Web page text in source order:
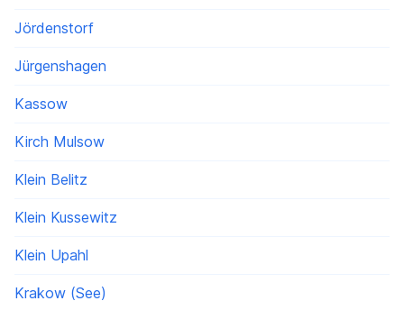
Jördenstorf
Jürgenshagen
Kassow
Kirch Mulsow
Klein Belitz
Klein Kussewitz
Klein Upahl
Krakow (See)